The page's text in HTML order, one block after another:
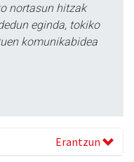
nortasun hitzak
eginda, tokiko
komunikabidea
Erantzun